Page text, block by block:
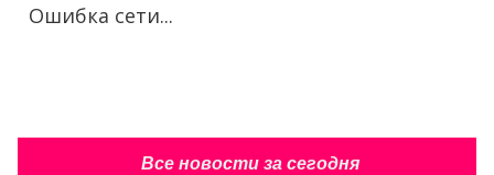
Ошибка сети...
Все новости за сегодня